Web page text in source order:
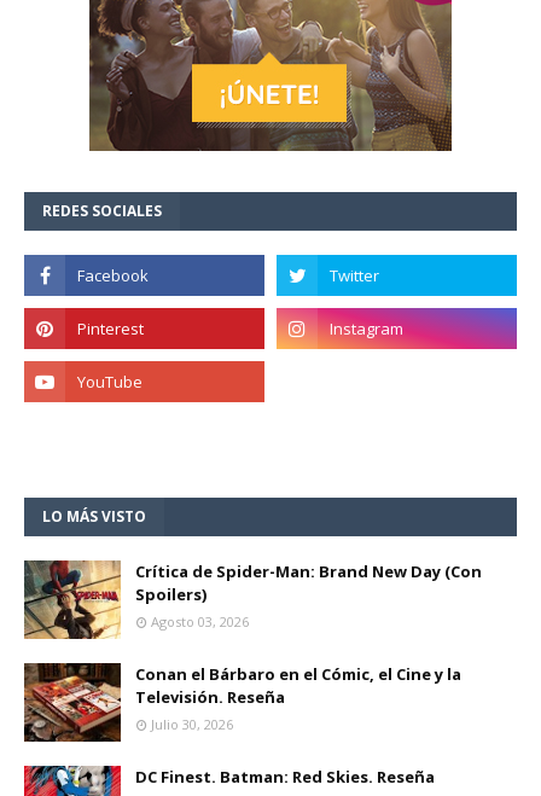
REDES SOCIALES
LO MÁS VISTO
Crítica de Spider-Man: Brand New Day (Con
Spoilers)
Agosto 03, 2026
Conan el Bárbaro en el Cómic, el Cine y la
Televisión. Reseña
Julio 30, 2026
DC Finest. Batman: Red Skies. Reseña